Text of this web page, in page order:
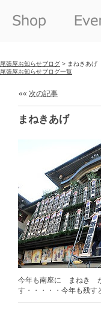
尾張屋お知らせブログ > まねきあげ
尾張屋お知らせブログ一覧
«« 次の記事
まねきあげ
今年も南座に まねき
す・・・・・今年も残